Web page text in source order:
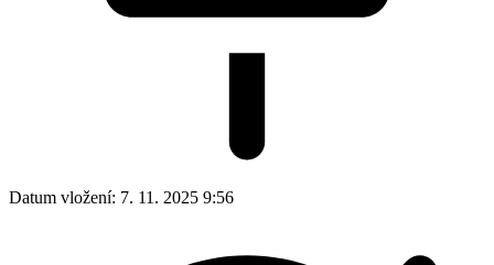
Datum vložení: 7. 11. 2025 9:56